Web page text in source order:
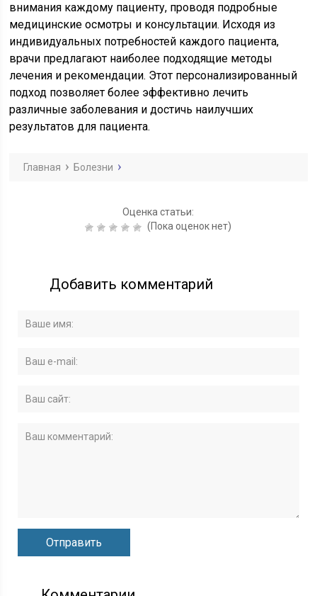
внимания каждому пациенту, проводя подробные
медицинские осмотры и консультации. Исходя из
индивидуальных потребностей каждого пациента,
врачи предлагают наиболее подходящие методы
лечения и рекомендации. Этот персонализированный
подход позволяет более эффективно лечить
различные заболевания и достичь наилучших
результатов для пациента.
Главная Болезни
Оценка статьи:
(Пока оценок нет)
Добавить комментарий